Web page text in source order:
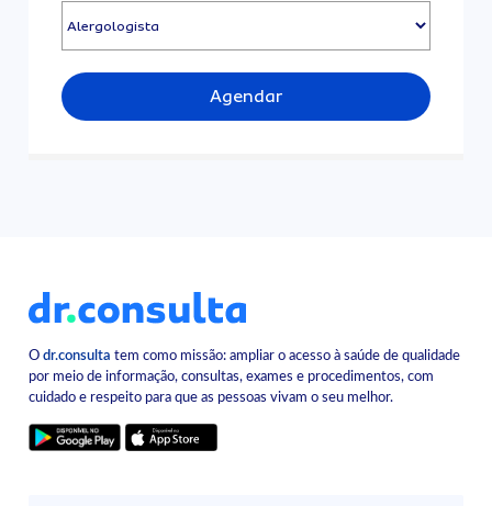
Agendar
Odr.consulta tem como missão: ampliar o acesso à saúde de qualidade
por meio de informação, consultas, exames e procedimentos, com
cuidado e respeito para que as pessoas vivam o seu melhor.